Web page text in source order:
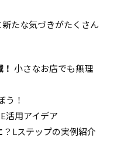
新たな気づきがたくさん
小さなお店でも無理
う！
活用アイデア
？Lステップの実例紹介